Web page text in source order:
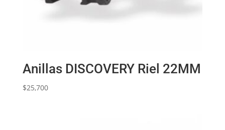
Anillas DISCOVERY Riel 22MM
$25,700